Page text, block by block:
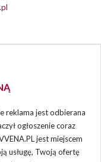
reklama jest odbierana
ogłoszenie coraz
jest miejscem
usługę, Twoją ofertę